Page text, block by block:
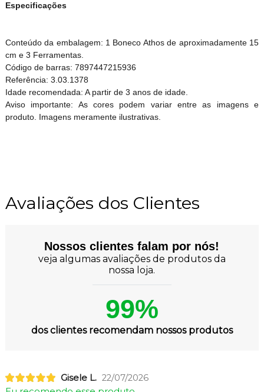
Especificações
Conteúdo da embalagem: 1 Boneco Athos de aproximadamente 15
cm e 3 Ferramentas.
Código de barras: 7897447215936
Referência: 3.03.1378
Idade recomendada: A partir de 3 anos de idade.
Aviso importante: As cores podem variar entre as imagens e
produto. Imagens meramente ilustrativas.
Avaliações dos Clientes
Nossos clientes falam por nós!
veja algumas avaliações de produtos da
nossa loja.
99%
dos clientes recomendam nossos produtos
Gisele L. 22/07/2026